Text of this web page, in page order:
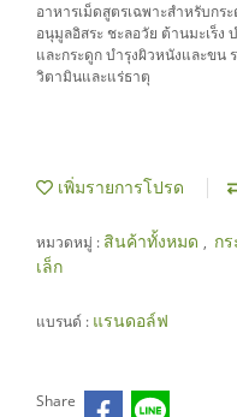
อาหารเม็ดสูตรเฉพาะสำหรับก
อนุมูลอิสระ ชะลอวัย ต้านมะเร็ง
และกระดูก บำรุงผิวหนังและขน
วิตามินและแร่ธาตุ
เพิ่มรายการโปรด
หมวดหมู่ : สินค้าทั้งหมด , ก
เล็ก
แบรนด์ : แรนดอล์ฟ
Share